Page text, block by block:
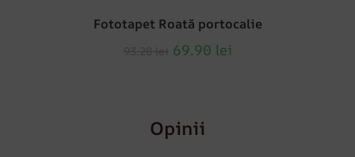
Fototapet Roată portocalie
69.90 lei
Opinii